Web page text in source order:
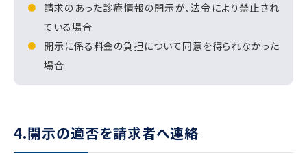
請求のあった診療情報の開示が、法令により禁止され
ている場合
開示に係る料金の負担について同意を得られなかった
場合
4.開示の適否を請求者へ連絡